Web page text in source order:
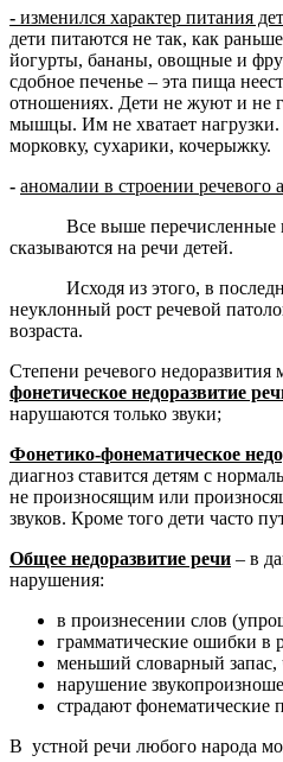
- изменился характер питания
дети питаются не так, как
йогурты, бананы, овощные и
сдобное печенье – эта пища
отношениях. Дети не жуют и не
мышцы. Им не хватает нагрузки.
морковку, сухарики, кочерыжку.
- аномалии в строении речевого
Все выше перечисленные
сказываются на речи детей.
Исходя из этого, в
неуклонный рост речевой
возраста.
Степени речевого недоразвития
фонетическое недоразвитие
нарушаются только звуки;
Фонетико-фонематическое
диагноз ставится детям с
не произносящим или
звуков. Кроме того дети часто
Общее недоразвитие речи – в
нарушения:
в произнесении слов
грамматические ошибки в
меньший словарный запас,
нарушение
страдают фонематические
В устной речи любого народа